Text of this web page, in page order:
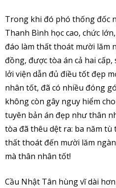
Trong khi đó phó thống đốc
Thanh Bình học cao, chức
đáo làm thất thoát mười lăm
đồng, được tòa án cả hai
lởi viện dẫn đủ điều tốt đẹp
nhân tốt, đã có nhiều đóng
không còn gây nguy hiểm
tuyên bản án đẹp như thân
tòa đã thêu dệt ra: ba năm tù
thất thoát đến mười lăm
mà thân nhân tốt!
Cầu Nhật Tân hùng vĩ dài